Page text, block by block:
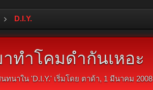
D.I.Y.
ทำโคมดำกันเหอะ
นทนาใน 'D.I.Y.' เริ่มโดย ตาด้า, 1 มีนาคม 2008